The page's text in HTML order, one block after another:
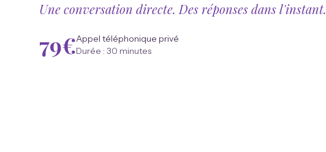
Une conversation directe. Des réponses dans l'instant.
79€Appel téléphonique privé
Durée : 30 minutes